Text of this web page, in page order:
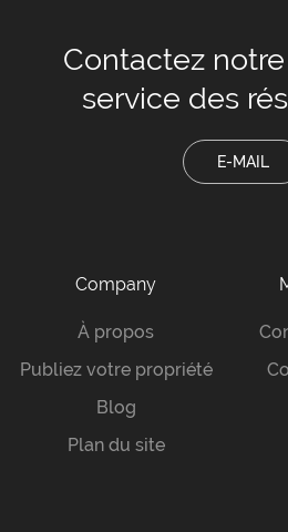
Contactez
service des
E-MAIL
Company
À propos
Publiez votre propriété
Blog
Plan du site